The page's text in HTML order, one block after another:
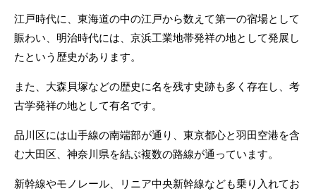
江戸時代に、東海道の中の江戸から数えて第一の宿場として
賑わい、明治時代には、京浜工業地帯発祥の地として発展し
たという歴史があります。
また、大森貝塚などの歴史に名を残す史跡も多く存在し、考
古学発祥の地として有名です。
品川区には山手線の南端部が通り、東京都心と羽田空港を含
む大田区、神奈川県を結ぶ複数の路線が通っています。
新幹線やモノレール、リニア中央新幹線なども乗り入れてお